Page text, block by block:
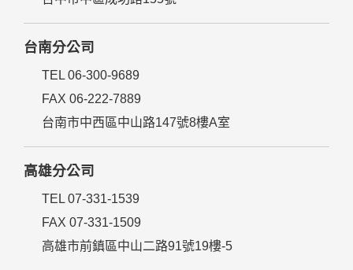
台南分公司
TEL 06-300-9689
FAX 06-222-7889
台南市中西區中山路147號8樓A室
高雄分公司
TEL 07-331-1539
FAX 07-331-1509
高雄市前鎮區中山二路91號19樓-5